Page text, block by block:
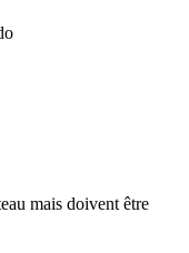
mais doivent être